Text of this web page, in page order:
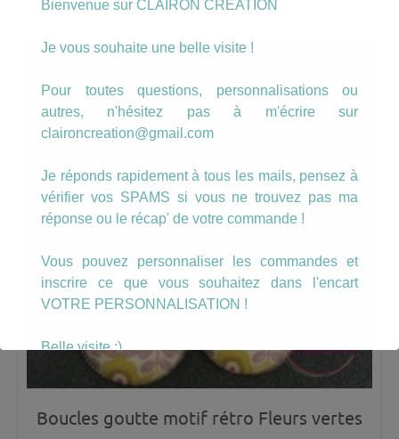
Boucles goutte motif rétro Fleurs vertes
Bienvenue sur CLAIRON CREATION
Je vous souhaite une belle visite !
Pour toutes questions, personnalisations ou
autres, n'hésitez pas à m'écrire sur
claironcreation@gmail.com
Je réponds rapidement à tous les mails, pensez à
vérifier vos SPAMS si vous ne trouvez pas ma
réponse ou le récap' de votre commande !
Vous pouvez personnaliser les commandes et
inscrire ce que vous souhaitez dans l'encart
VOTRE PERSONNALISATION !
Belle visite :)